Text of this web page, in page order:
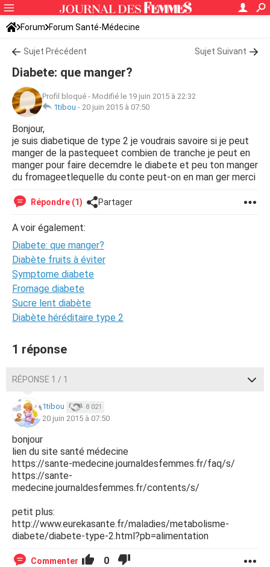
Forum Forum Santé-Médecine
Symptômes et maladies courantes
Sujet Précédent Sujet Suivant
Diabete: que manger?
Profil bloqué - Modifié le 19 juin 2015 à 22:32
1tibou - 20 juin 2015 à 07:50
Bonjour,
je suis diabetique de type 2 je voudrais savoire si je peut
manger de la pastequeet combien de tranche je peut en
manger pour faire decemdre le diabete et peu ton manger
du fromageetlequelle du conte peut-on en man ger merci
Répondre (1) Partager
A voir également:
Diabete: que manger?
Diabète fruits à éviter
Symptome diabete
Fromage diabete
Sucre lent diabète
Diabète héréditaire type 2
1 réponse
RÉPONSE 1 / 1
1tibou 8 021
20 juin 2015 à 07:50
bonjour
lien du site santé médecine
https://sante-medecine.journaldesfemmes.fr/faq/s/
https://sante-
medecine.journaldesfemmes.fr/contents/s/
petit plus:
http://www.eurekasante.fr/maladies/metabolisme-
diabete/diabete-type-2.html?pb=alimentation
Commenter 0